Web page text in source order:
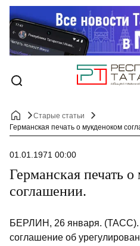
Старые статьи
Германская печать о мукденоком
01.01.1971 00:00
Германская печать
соглашении.
БЕРЛИН, 26 января. (ТАСС).
соглашение об